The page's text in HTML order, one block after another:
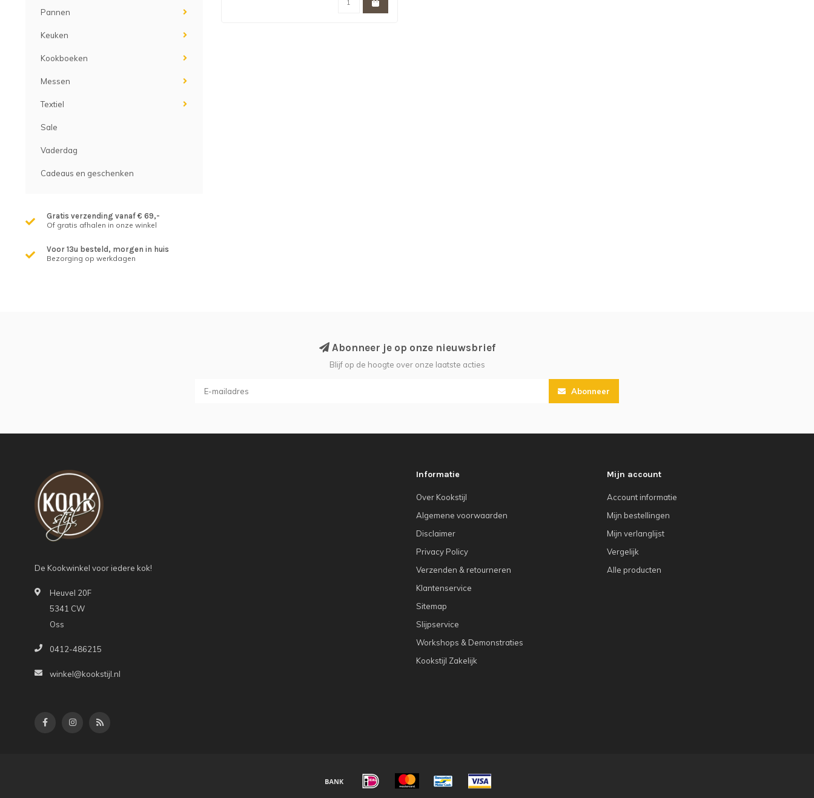
Pannen
Keuken
Kookboeken
Messen
Textiel
Sale
Vaderdag
Cadeaus en geschenken
Gratis verzending vanaf € 69,-
Of gratis afhalen in onze winkel
Voor 13u besteld, morgen in huis
Bezorging op werkdagen
Abonneer je op onze nieuwsbrief
Blijf op de hoogte over onze laatste acties
Abonneer
De Kookwinkel voor iedere kok!
Heuvel 20F
5341 CW
Oss
0412-486215
winkel@kookstijl.nl
Informatie
Over Kookstijl
Algemene voorwaarden
Disclaimer
Privacy Policy
Verzenden & retourneren
Klantenservice
Sitemap
Slijpservice
Workshops & Demonstraties
Kookstijl Zakelijk
Mijn account
Account informatie
Mijn bestellingen
Mijn verlanglijst
Vergelijk
Alle producten